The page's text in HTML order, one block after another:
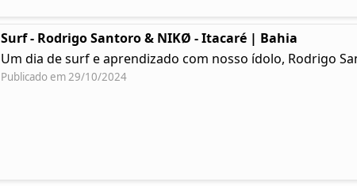
Surf - Rodrigo Santoro & NIKØ - Itacaré | Bahia
Um dia de surf e aprendizado com nosso ídolo, Rodrigo
Publicado em 29/10/2024